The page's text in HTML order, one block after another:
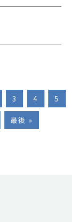
3 4 5
最後 »